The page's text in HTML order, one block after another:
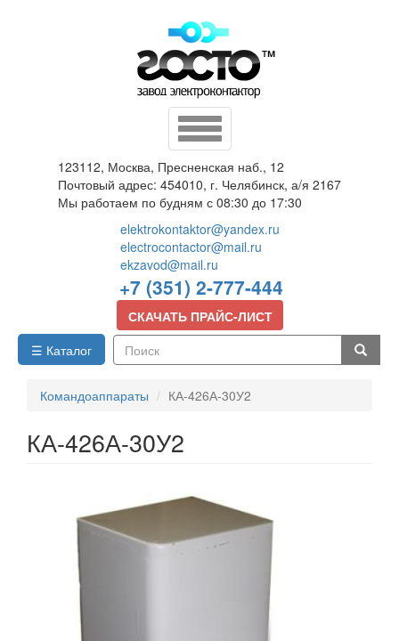
Toggle
navigation
123112, Москва, Пресненская наб., 12
Почтовый адрес: 454010, г. Челябинск, а/я 2167
Мы работаем по будням с 08:30 до 17:30
elektrokontaktor@yandex.ru
electrocontactor@mail.ru
ekzavod@mail.ru
+7 (351) 2-777-444
СКАЧАТЬ ПРАЙС-ЛИСТ
☰ Каталог
Командоаппараты
КА-426А-30У2
КА-426А-30У2